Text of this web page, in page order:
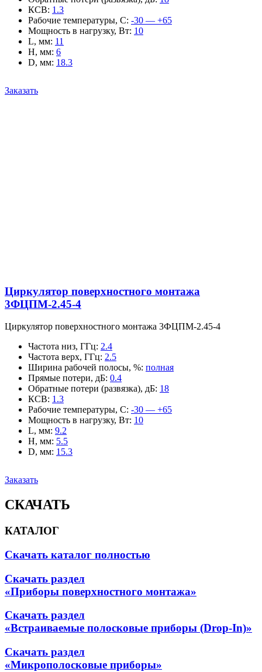
КСВ: 1.3
Рабочие температуры, С: -30 — +65
Мощность в нагрузку, Вт: 10
L, мм: 11
H, мм: 6
D, мм: 18.3
Заказать
Циркулятор поверхностного монтажа
3ФЦПМ-2.45-4
Циркулятор поверхностного монтажа 3ФЦПМ-2.45-4
Частота низ, ГГц: 2.4
Частота верх, ГГц: 2.5
Ширина рабочей полосы, %: полная
Прямые потери, дБ: 0.4
Обратные потери (развязка), дБ: 18
КСВ: 1.3
Рабочие температуры, С: -30 — +65
Мощность в нагрузку, Вт: 10
L, мм: 9.2
H, мм: 5.5
D, мм: 15.3
Заказать
СКАЧАТЬ
КАТАЛОГ
Скачать каталог полностью
Скачать раздел
«Приборы поверхностного монтажа»
Скачать раздел
«Встраиваемые полосковые приборы (Drop-In)»
Скачать раздел
«Микрополосковые приборы»